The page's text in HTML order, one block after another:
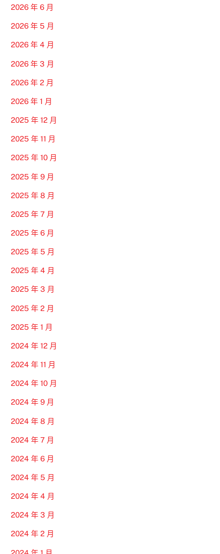
2026 年 6 月
2026 年 5 月
2026 年 4 月
2026 年 3 月
2026 年 2 月
2026 年 1 月
2025 年 12 月
2025 年 11 月
2025 年 10 月
2025 年 9 月
2025 年 8 月
2025 年 7 月
2025 年 6 月
2025 年 5 月
2025 年 4 月
2025 年 3 月
2025 年 2 月
2025 年 1 月
2024 年 12 月
2024 年 11 月
2024 年 10 月
2024 年 9 月
2024 年 8 月
2024 年 7 月
2024 年 6 月
2024 年 5 月
2024 年 4 月
2024 年 3 月
2024 年 2 月